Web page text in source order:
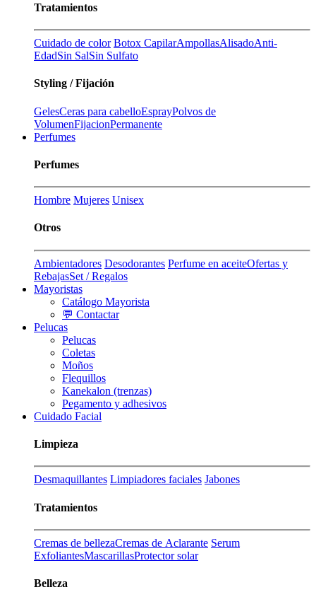
Tratamientos
Cuidado de color Botox CapilarAmpollasAlisadoAnti-
EdadSin SalSin Sulfato
Styling / Fijación
GelesCeras para cabelloEsprayPolvos de
VolumenFijacionPermanente
Perfumes
Perfumes
Hombre Mujeres Unisex
Otros
Ambientadores Desodorantes Perfume en aceiteOfertas y
RebajasSet / Regalos
Mayoristas
Catálogo Mayorista
💬 Contactar
Pelucas
Pelucas
Coletas
Moños
Flequillos
Kanekalon (trenzas)
Pegamento y adhesivos
Cuidado Facial
Limpieza
Desmaquillantes Limpiadores faciales Jabones
Tratamientos
Cremas de bellezaCremas de Aclarante Serum
ExfoliantesMascarillasProtector solar
Belleza